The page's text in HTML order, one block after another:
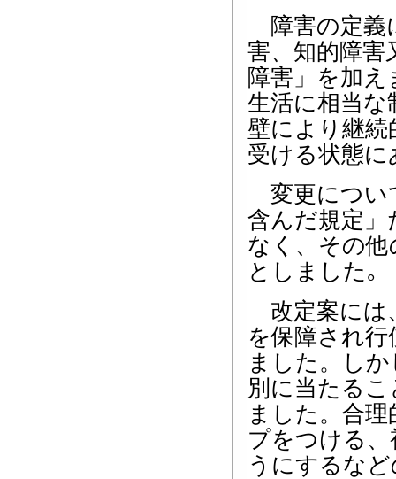
障害の定義
害、知的障害
障害」を加
生活に相当な
壁により継続
受ける状態
変更につい
含んだ規定」
なく、その
としました｡
改定案には
を保障され
ました。し
別に当たる
ました。合
プをつける
うにするな